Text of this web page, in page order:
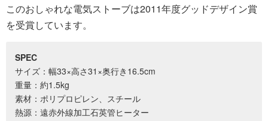
このおしゃれな電気ストーブは2011年度グッドデザイン賞
を受賞しています。
SPEC
サイズ：幅33×高さ31×奥行き16.5cm
重量：約1.5kg
素材：ポリプロピレン、スチール
熱源：遠赤外線加工石英管ヒーター